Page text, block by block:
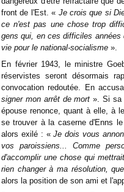
front de l'Est. « Je crois que si
ce n'est pas une chose trop
gens qui, en ces difficiles années
vie pour le national-socialisme ».
En février 1943, le ministre
réservistes seront désormais
convocation redoutée. En
signer mon arrêt de mort ». Si sa
épouse renonce, quant à elle, à
se trouver à la caserne d'Enns
alors exilé : «Je dois vous
vos paroissiens... Comme
d'accomplir une chose qui
rien changer à ma résolution,
alors la position de son ami et